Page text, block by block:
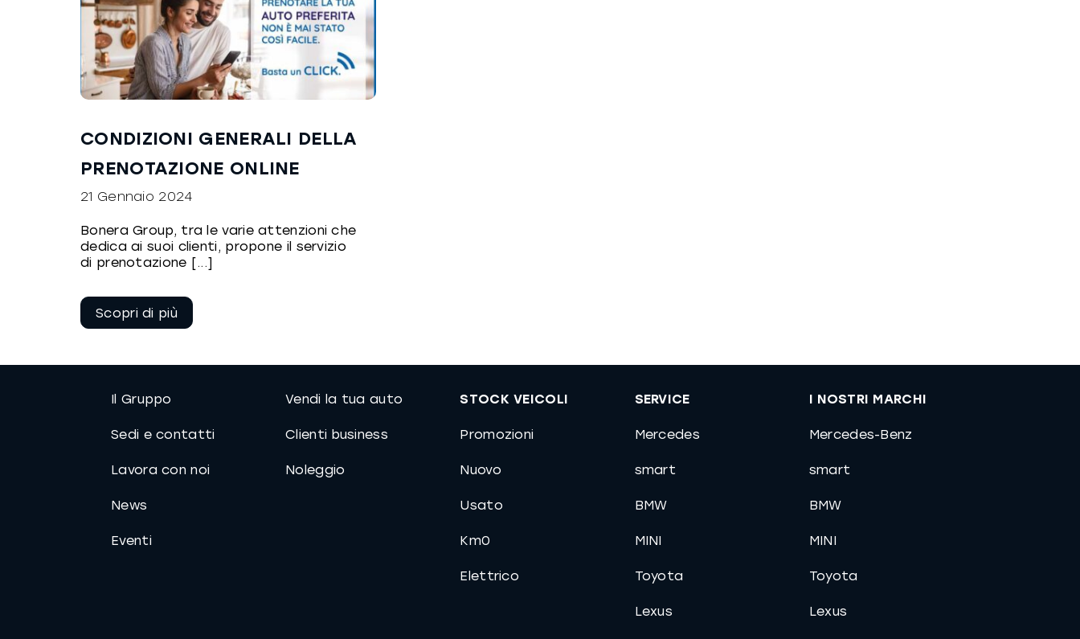
CONDIZIONI GENERALI DELLA
PRENOTAZIONE ONLINE
21 Gennaio 2024
Bonera Group, tra le varie attenzioni che
dedica ai suoi clienti, propone il servizio
di prenotazione [...]
leggere
Il Gruppo
Sedi e contatti
Lavora con noi
News
Eventi
Vendi la tua auto
Clienti business
Noleggio
STOCK VEICOLI
Promozioni
Nuovo
Usato
Km0
Elettrico
SERVICE
Mercedes
smart
BMW
MINI
Toyota
Lexus
I NOSTRI MARCHI
Mercedes-Benz
smart
BMW
MINI
Toyota
Lexus